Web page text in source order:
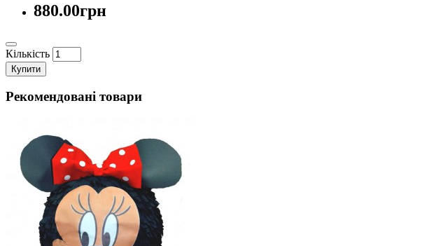
880.00грн
Кількість
Купити
Рекомендовані товари